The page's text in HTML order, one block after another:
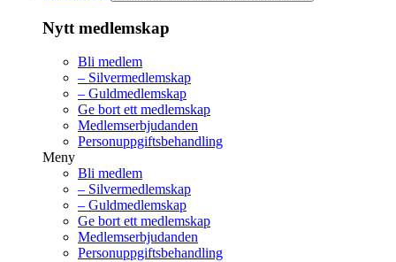
Nytt medlemskap
Bli medlem
– Silvermedlemskap
– Guldmedlemskap
Ge bort ett medlemskap
Medlemserbjudanden
Personuppgiftsbehandling
Meny
Bli medlem
– Silvermedlemskap
– Guldmedlemskap
Ge bort ett medlemskap
Medlemserbjudanden
Personuppgiftsbehandling